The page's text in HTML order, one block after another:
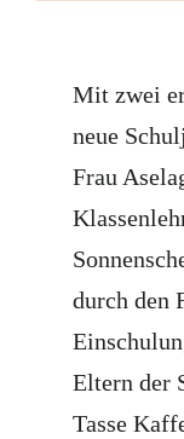
Mit zwei
neue
Frau
durch den
Eltern der
Tasse